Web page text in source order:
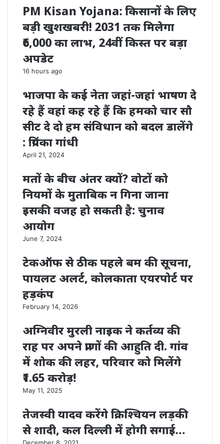
PM Kisan Yojana: किसानों के लिए
बड़ी खुशखबरी! 2031 तक मिलेगा
₹6,000 का लाभ, 24वीं किस्त पर बड़ा
अपडेट
16 hours ago
भाजपा के कई नेता जहां-जहां भाषण दे
रहे हैं वहां कह रहे हैं कि हमको चार सौ
सीट दे दो हम संविधान को बदल डालेंगे
: प्रियंका गांधी
April 21, 2024
मतों के बीच अंतर क्यों? वोटों को
नियमों के मुताबिक न गिना जाना
इसकी वजह हो सकती है: चुनाव
आयोग
June 7, 2024
टेकऑफ से ठीक पहले बम की सूचना,
पायलट अलर्ट, कोलकाता एयरपोर्ट पर
हड़कंप
February 14, 2026
अग्निवीर मुरली नाइक ने कर्तव्य की
राह पर अपने प्राणों की आहुति दी. गांव
में शोक की लहर, परिवार को मिलेंगे
₹1.65 करोड़!
May 11, 2025
तेजस्वी यादव करेंगे क्रिश्चियन लड़की
से शादी, कल दिल्ली में होगी सगाई…